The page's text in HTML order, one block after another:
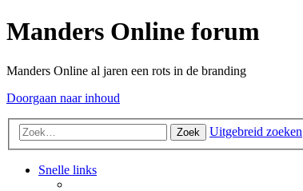
Manders Online forum
Manders Online al jaren een rots in de branding
Doorgaan naar inhoud
Zoek Uitgebreid zoeken
Snelle links